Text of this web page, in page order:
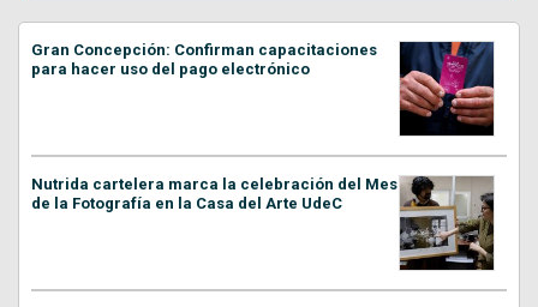
Gran Concepción: Confirman capacitaciones
para hacer uso del pago electrónico
Nutrida cartelera marca la celebración del Mes
de la Fotografía en la Casa del Arte UdeC